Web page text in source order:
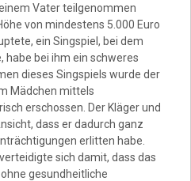
Vater teilgenommen
von mindestens 5.000 Euro
ein Singspiel, bei dem
bei ihm ein schweres
dieses Singspiels wurde der
Mädchen mittels
erschossen. Der Kläger und
dass er dadurch ganz
erlitten habe.
sich damit, dass das
gesundheitliche